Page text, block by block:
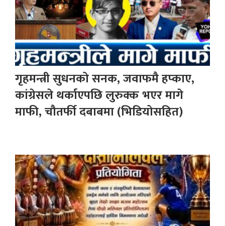
गृहमन्त्री सुधनको सनक, जवाफमै हप्काए,
कांग्रेसले थर्काएपछि लुरुक्क भएर मागे
माफी, चौतर्फी दबाबमा (भिडियोसहित)